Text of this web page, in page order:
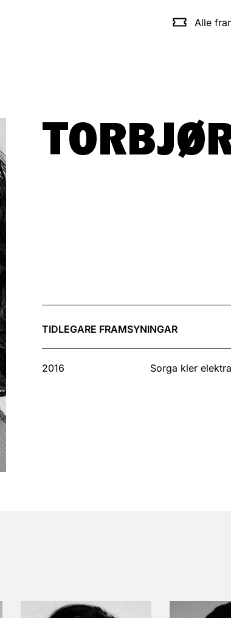
Alle
TIDLEGARE FRAMSYNINGAR
2016 Sorga kler elektra